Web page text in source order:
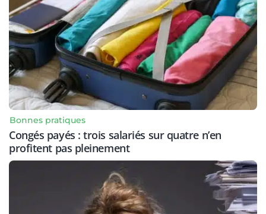
Bonnes pratiques
Congés payés : trois salariés sur quatre n’en
profitent pas pleinement